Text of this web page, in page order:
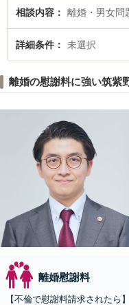
る筑紫野市内の弁護士に相談予
めです。
相談内容 離婚・男女問
詳細条件 未選択
離婚の慰謝料に強い筑紫
離婚慰謝料
【不倫で慰謝料請求されたら